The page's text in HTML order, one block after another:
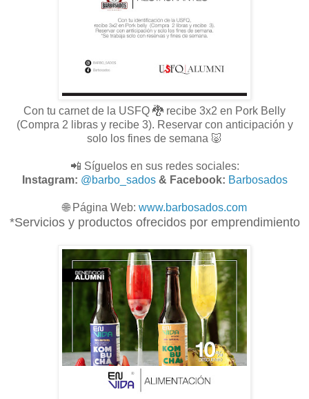
Con tu carnet de la USFQ 🐉 recibe 3x2 en Pork Belly
(Compra 2 libras y recibe 3). Reservar con anticipación y
solo los fines de semana 🐷
📲 Síguelos en sus redes sociales:
Instagram: @barbo_sados& Facebook: Barbosados
🌐 Página Web: www.barbosados.com
*Servicios y productos ofrecidos por emprendimiento